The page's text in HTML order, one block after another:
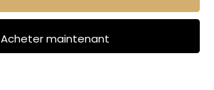
Acheter maintenant